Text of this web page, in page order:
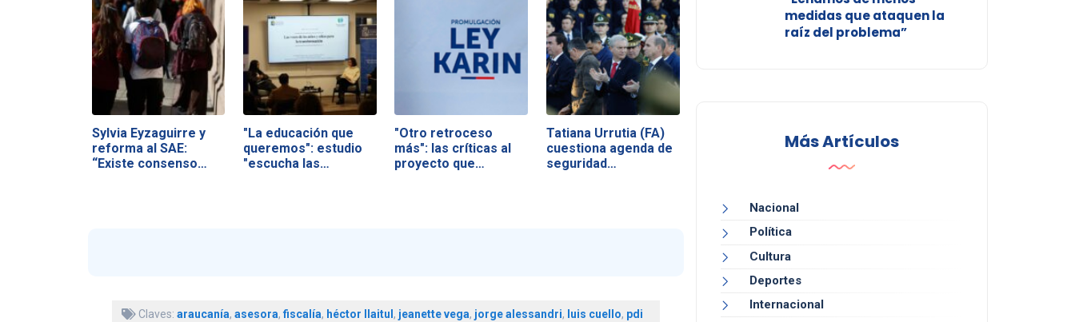
Sylvia Eyzaguirre y
reforma al SAE:
“Existe consenso…
"La educación que
queremos": estudio
"escucha las…
"Otro retroceso
más": las críticas al
proyecto que…
Tatiana Urrutia (FA)
cuestiona agenda de
seguridad…
Claves: araucanía, asesora, fiscalía, héctor llaitul , jeanette vega, jorge alessandri, luis cuello, pdi
medidas que ataquen la
raíz del problema”
Más Artículos
Nacional
Política
Cultura
Deportes
Internacional